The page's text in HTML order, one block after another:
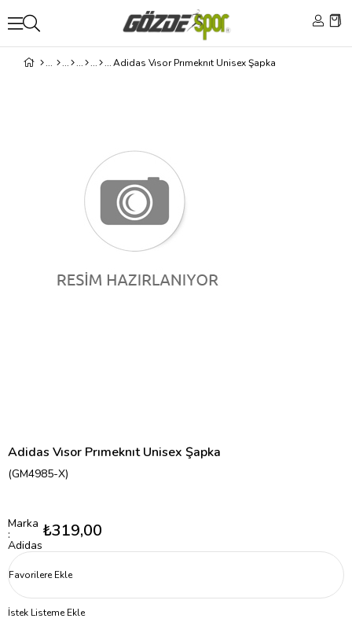
Adidas Vısor Prımeknıt Unisex Şapka
Adidas Vısor Prımeknıt Unisex Şapka
(GM4985-X)
Marka
:
Adidas
₺319,00
Favorilere Ekle
İstek Listeme Ekle